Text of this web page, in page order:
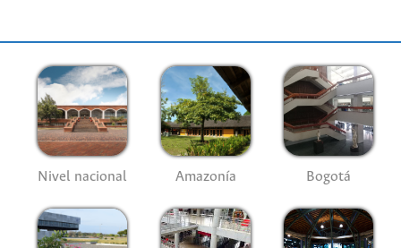
Nivel nacional Amazonía Bogotá